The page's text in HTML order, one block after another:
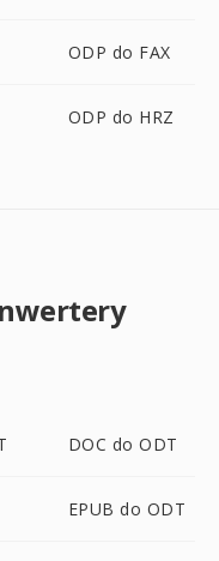
ODP do FAX
ODP do HRZ
DOC do ODT
EPUB do ODT